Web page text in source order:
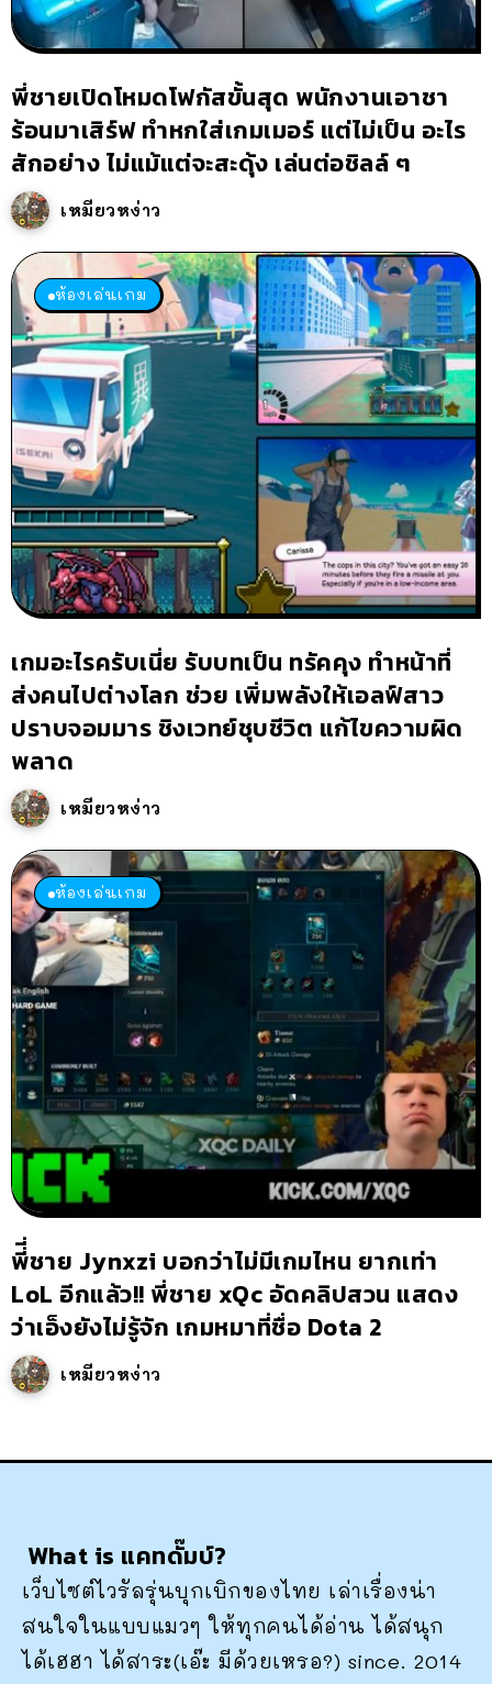
พี่ชายเปิดโหมดโฟกัสขั้นสุด พนักงานเอาชา
ร้อนมาเสิร์ฟ ทำหกใส่เกมเมอร์ แต่ไม่เป็น อะไร
สักอย่าง ไม่แม้แต่จะสะดุ้ง เล่นต่อชิลล์ ๆ
เหมียวหง่าว
ห้องเล่นเกม
เกมอะไรครับเนี่ย รับบทเป็น ทรัคคุง ทำหน้าที่
ส่งคนไปต่างโลก ช่วย เพิ่มพลังให้เอลฟ์สาว
ปราบจอมมาร ชิงเวทย์ชุบชีวิต แก้ไขความผิด
พลาด
เหมียวหง่าว
ห้องเล่นเกม
พี่ี่ชาย Jynxzi บอกว่าไม่มีเกมไหน ยากเท่า
LoL อีกแล้ว!! พี่ชาย xQc อัดคลิปสวน แสดง
ว่าเอ็งยังไม่รู้จัก เกมหมาที่ชื่อ Dota 2
เหมียวหง่าว
What is แคทดั๊มบ์?
เว็บไซต์ไวรัลรุ่นบุกเบิกของไทย เล่าเรื่องน่า
สนใจในแบบแมวๆ ให้ทุกคนได้อ่าน ได้สนุก
ได้เฮฮา ได้สาระ(เอ๊ะ มีด้วยเหรอ?) since. 2014